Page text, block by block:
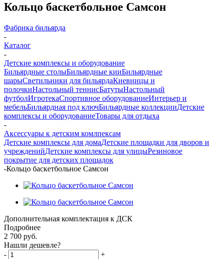
Кольцо баскетбольное Самсон
Фабрика бильярда
-
Каталог
-
Детские комплексы и оборудование
Бильярдные столыБильярдные кииБильярдные
шарыСветильники для бильярдаКиевницы и
полочкиНастольный теннисБатутыНастольный
футболИгротекаСпортивное оборудованиеИнтерьер и
мебельБильярдная под ключБильярдные коллекцииДетские
комплексы и оборудованиеТовары для отдыха
-
Аксессуары к детским комлпексам
Детские комплексы для домаДетские площадки для дворов и
учрежденийДетские комплексы для улицыРезиновое
покрытие для детских площадок
-Кольцо баскетбольное Самсон
Дополнительная комплектация к ДСК
Подробнее
2 700 руб.
Нашли дешевле?
-
+